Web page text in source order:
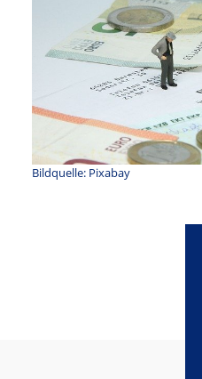
Bildquelle: Pixabay